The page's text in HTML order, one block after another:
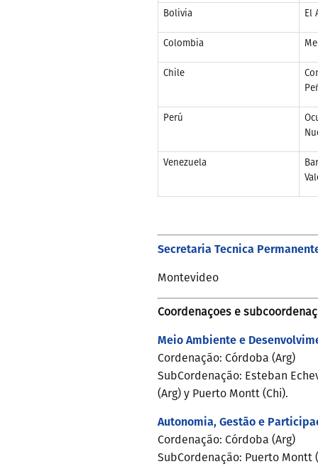
Bolivia El
Colombia
Chile
Perú
Venezuela
Secretaria Tecnica
Montevideo
Coordenaçoes e
Meio Ambiente e
Cordenação: Córdoba (Arg)
SubCordenação: Esteban
(Arg) y Puerto Montt (Chi).
Autonomia, Gestão e
Cordenação: Córdoba (Arg)
SubCordenação: Puerto Montt